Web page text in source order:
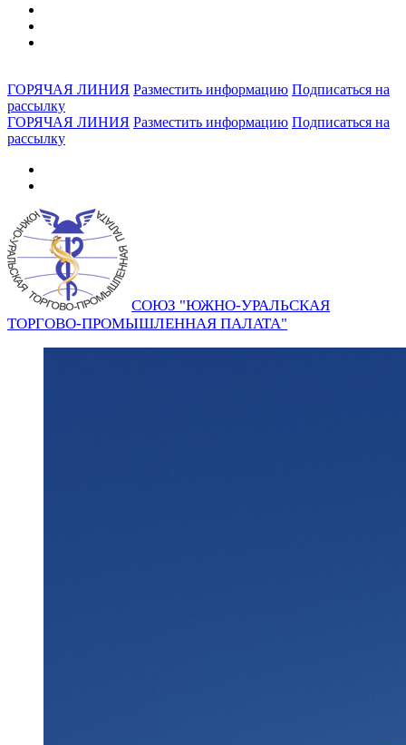
ГОРЯЧАЯ ЛИНИЯ Разместить информацию Подписаться на
рассылку
ГОРЯЧАЯ ЛИНИЯ Разместить информацию Подписаться на
рассылку
СОЮЗ "ЮЖНО-УРАЛЬСКАЯ
ТОРГОВО-ПРОМЫШЛЕННАЯ ПАЛАТА"